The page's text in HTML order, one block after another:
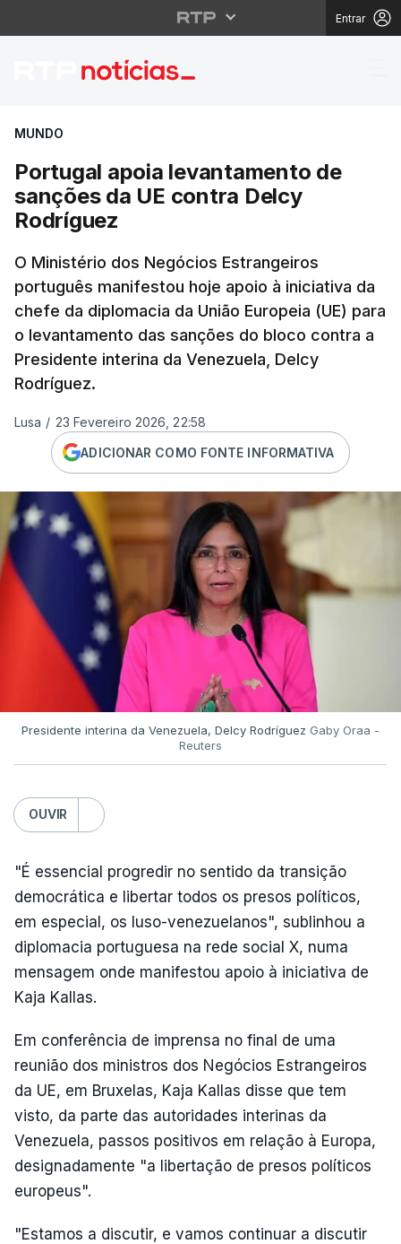
Entrar
Portugal apoia
MUNDO
Portugal apoia levantamento de
sanções da UE contra Delcy
Rodríguez
O Ministério dos Negócios Estrangeiros
português manifestou hoje apoio à iniciativa da
chefe da diplomacia da União Europeia (UE) para
o levantamento das sanções do bloco contra a
Presidente interina da Venezuela, Delcy
Rodríguez.
Lusa / 23 Fevereiro 2026, 22:58
ADICIONAR COMO FONTE INFORMATIVA
Presidente interina da Venezuela, Delcy Rodríguez Gaby Oraa -
Reuters
OUVIR
"É essencial progredir no sentido da transição
democrática e libertar todos os presos políticos,
em especial, os luso-venezuelanos", sublinhou a
diplomacia portuguesa na rede social X, numa
mensagem onde manifestou apoio à iniciativa de
Kaja Kallas.
Em conferência de imprensa no final de uma
reunião dos ministros dos Negócios Estrangeiros
da UE, em Bruxelas, Kaja Kallas disse que tem
visto, da parte das autoridades interinas da
Venezuela, passos positivos em relação à Europa,
designadamente "a libertação de presos políticos
europeus".
"Estamos a discutir, e vamos continuar a discutir